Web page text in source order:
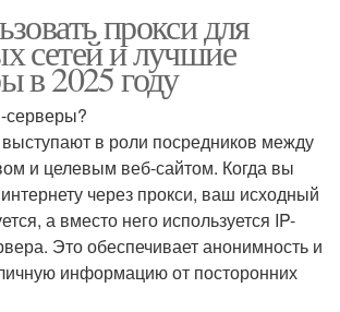
прокси для
сетей и лучшие
в 2025 году
серверы?
в роли посредников между
и целевым веб-сайтом. Когда вы
через прокси, ваш исходный
а вместо него используется IP-
Это обеспечивает анонимность и
информацию от посторонних